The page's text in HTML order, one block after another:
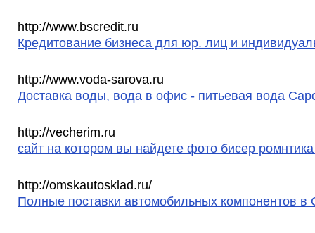
http://www.bscredit.ru
Кредитование бизнеса для юр. лиц и
http://www.voda-sarova.ru
Доставка воды, вода в офис - питьевая вода
http://vecherim.ru
сайт на котором вы найдете фото бисер
http://omskautosklad.ru/
Полные поставки автомобильных компонентов в